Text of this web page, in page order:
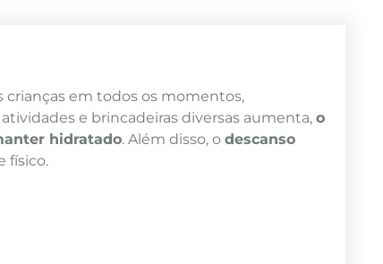
crianças em todos os momentos,
e brincadeiras diversas aumenta, o
hidratado. Além disso, o descanso
físico.